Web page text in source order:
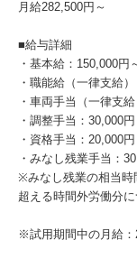
月給282,500円～
■給与詳細
・基本給：150,000円
・職能給（一律支給
・車両手当（一律支
・調整手当：30,000
・資格手当：20,000
・みなし残業手当：
※みなし残業の相当時
超える時間外労働分
※試用期間中の月給：